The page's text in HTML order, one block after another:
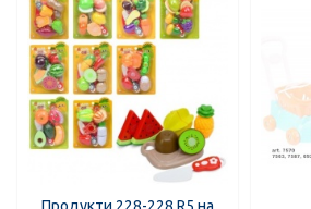
Продукти 228-228 R5 на